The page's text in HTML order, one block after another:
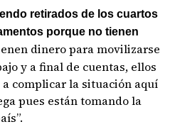
retirados de los cuartos
porque no tienen
dinero para movilizarse
y a final de cuentas, ellos
complicar la situación aquí
pues están tomando la